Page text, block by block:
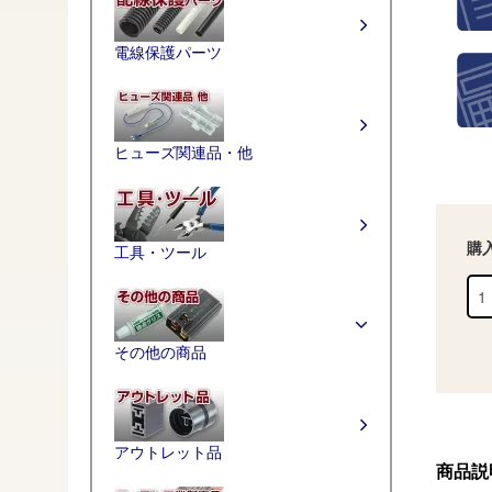
購
商品説
電線保護パーツ
ヒューズ関連品・他
工具・ツール
その他の商品
アウトレット品